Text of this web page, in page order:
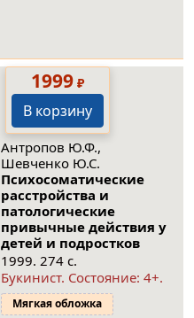
1999₽
В корзину
Антропов Ю.Ф.,
Шевченко Ю.С.
Психосоматические
расстройства и
патологические
привычные действия у
детей и подростков
1999. 274 с.
Букинист. Состояние: 4+.
Мягкая обложка